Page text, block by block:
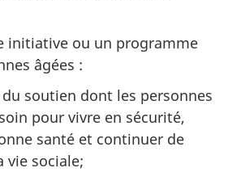
initiative ou un programme
âgées :
soutien dont les personnes
pour vivre en sécurité,
santé et continuer de
vie sociale;